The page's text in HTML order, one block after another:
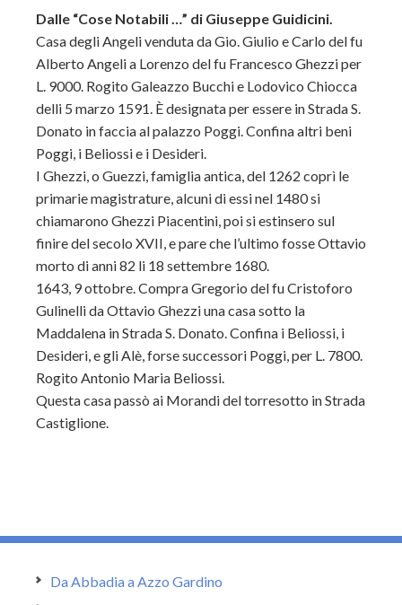
Dalle “Cose Notabili …” di Giuseppe Guidicini.
Casa degli Angeli venduta da Gio. Giulio e Carlo del fu
Alberto Angeli a Lorenzo del fu Francesco Ghezzi per
L. 9000. Rogito Galeazzo Bucchi e Lodovico Chiocca
delli 5 marzo 1591. È designata per essere in Strada S.
Donato in faccia al palazzo Poggi. Confina altri beni
Poggi, i Beliossi e i Desideri.
I Ghezzi, o Guezzi, famiglia antica, del 1262 coprì le
primarie magistrature, alcuni di essi nel 1480 si
chiamarono Ghezzi Piacentini, poi si estinsero sul
finire del secolo XVII, e pare che l’ultimo fosse Ottavio
morto di anni 82 li 18 settembre 1680.
1643, 9 ottobre. Compra Gregorio del fu Cristoforo
Gulinelli da Ottavio Ghezzi una casa sotto la
Maddalena in Strada S. Donato. Confina i Beliossi, i
Desideri, e gli Alè, forse successori Poggi, per L. 7800.
Rogito Antonio Maria Beliossi.
Questa casa passò ai Morandi del torresotto in Strada
Castiglione.
Da Abbadia a Azzo Gardino